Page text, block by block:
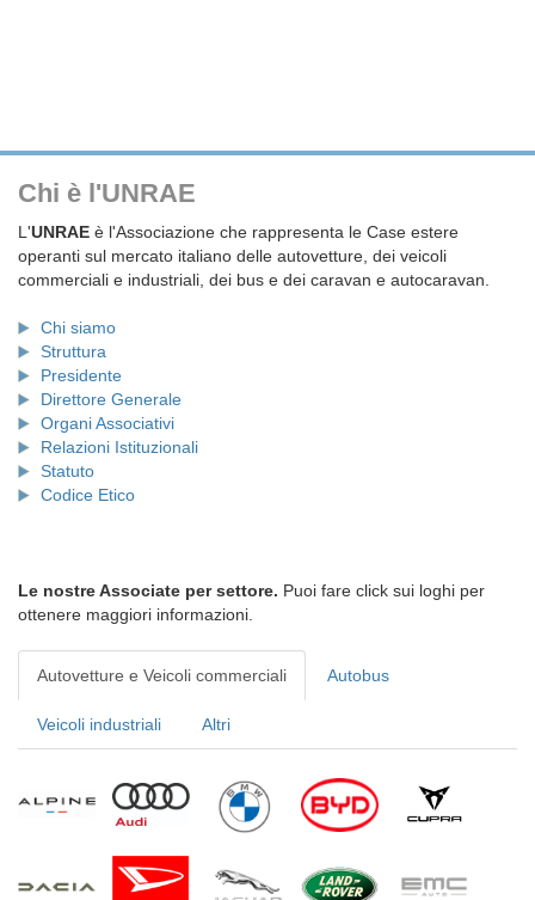
Chi è l'UNRAE
L'UNRAE è l'Associazione che rappresenta le Case estere
operanti sul mercato italiano delle autovetture, dei veicoli
commerciali e industriali, dei bus e dei caravan e autocaravan.
Chi siamo
Struttura
Presidente
Direttore Generale
Organi Associativi
Relazioni Istituzionali
Statuto
Codice Etico
Le nostre Associate per settore. Puoi fare click sui loghi per
ottenere maggiori informazioni.
Autovetture e Veicoli commerciali Autobus
Veicoli industriali Altri